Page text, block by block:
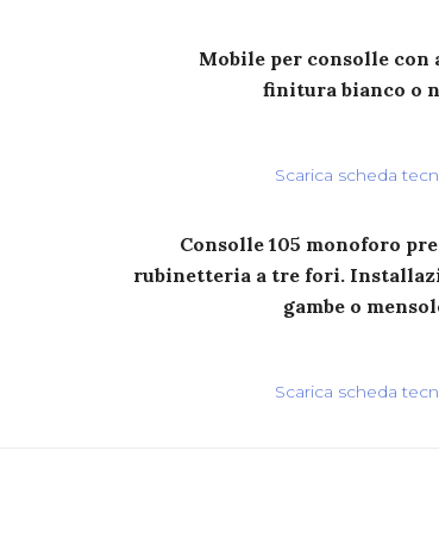
Mobile per consolle con
finitura bianco o
Scarica scheda
Consolle 105 monoforo
rubinetteria a tre fori.
gambe o
Scarica scheda